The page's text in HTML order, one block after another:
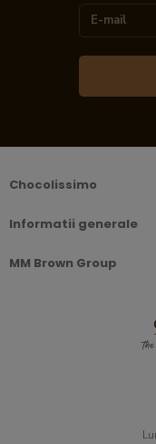
Chocolissimo
Informatii generale
MM Brown Group